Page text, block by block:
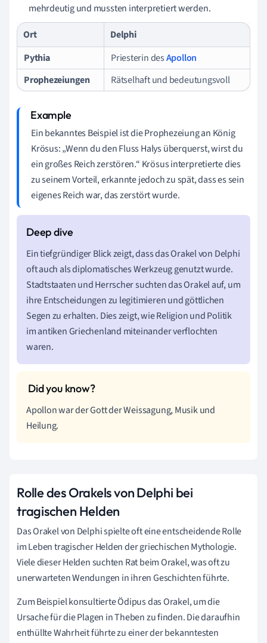
mehrdeutig und mussten interpretiert werden.
Ort
Delphi
Pythia
Priesterin desApollon
Prophezeiungen
Rätselhaft und bedeutungsvoll
Ein bekanntes Beispiel ist die Prophezeiung an König
Krösus: „Wenn du den Fluss Halys überquerst, wirst du
ein großes Reich zerstören.“ Krösus interpretierte dies
zu seinem Vorteil, erkannte jedoch zu spät, dass es sein
eigenes Reich war, das zerstört wurde.
Ein tiefgründiger Blick zeigt, dass das Orakel von Delphi
oft auch als diplomatisches Werkzeug genutzt wurde.
Stadtstaaten und Herrscher suchten das Orakel auf, um
ihre Entscheidungen zu legitimieren und göttlichen
Segen zu erhalten. Dies zeigt, wie Religion und Politik
im antiken Griechenland miteinander verflochten
waren.
Apollon war der Gott der Weissagung, Musik und
Heilung.
Rolle des Orakels von Delphi bei
tragischen Helden
Das Orakel von Delphi spielte oft eine entscheidende Rolle
im Leben tragischer Helden der griechischen Mythologie.
Viele dieser Helden suchten Rat beim Orakel, was oft zu
unerwarteten Wendungen in ihren Geschichten führte.
Zum Beispiel konsultierte Ödipus das Orakel, um die
Ursache für die Plagen in Theben zu finden. Die daraufhin
enthüllte Wahrheit führte zu einer der bekanntesten